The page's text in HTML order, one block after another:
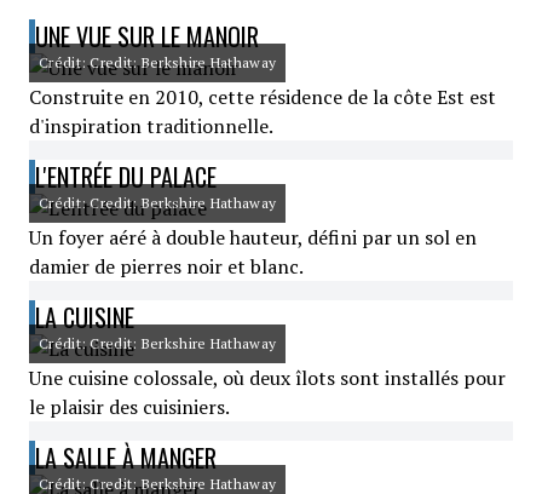
UNE VUE SUR LE MANOIR
Crédit: Credit: Berkshire Hathaway
Construite en 2010, cette résidence de la côte Est est
d'inspiration traditionnelle.
L'ENTRÉE DU PALACE
Crédit: Credit: Berkshire Hathaway
Un foyer aéré à double hauteur, défini par un sol en
damier de pierres noir et blanc.
LA CUISINE
Crédit: Credit: Berkshire Hathaway
Une cuisine colossale, où deux îlots sont installés pour
le plaisir des cuisiniers.
LA SALLE À MANGER
Crédit: Credit: Berkshire Hathaway